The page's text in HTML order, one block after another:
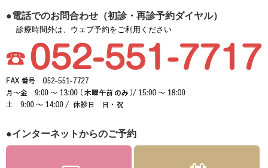
●電話でのお問合わせ（初診・再診予約ダイヤル）
診療時間外は、ウェブ予約をご利用ください
●インターネットからのご予約